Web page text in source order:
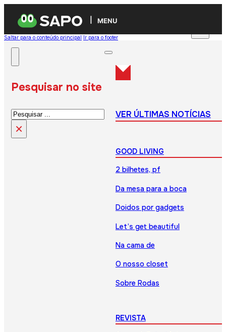
MENU
Saltar para o conteúdo principal Ir para o footer
Pesquisar no site
Pesquisar
×
VER ÚLTIMAS NOTÍCIAS
GOOD LIVING
2 bilhetes, pf
Da mesa para a boca
Doidos por gadgets
Let’s get beautiful
Na cama de
O nosso closet
Sobre Rodas
REVISTA